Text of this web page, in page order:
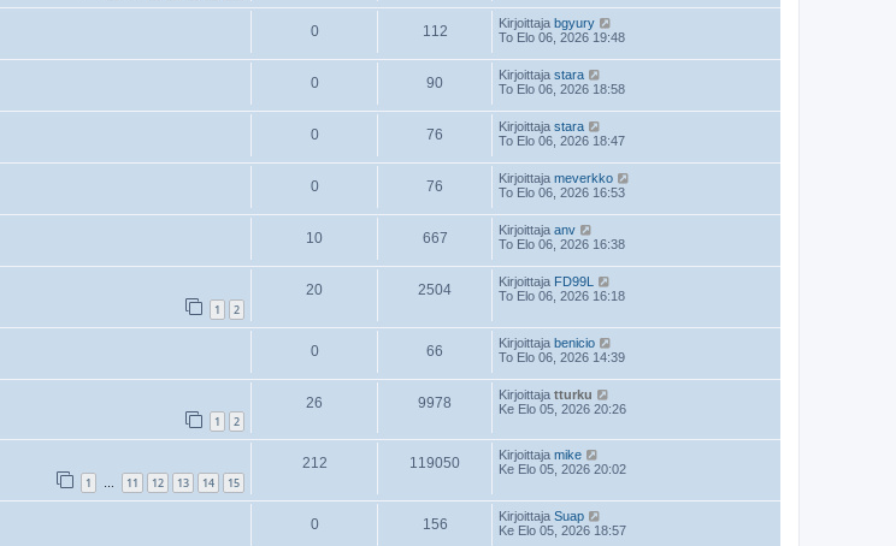
0 112 Kirjoittaja bgyury
To Elo 06, 2026 19:48
0 90 Kirjoittaja stara
To Elo 06, 2026 18:58
0 76 Kirjoittaja stara
To Elo 06, 2026 18:47
0 76 Kirjoittaja meverkko
To Elo 06, 2026 16:53
10 667 Kirjoittaja anv
To Elo 06, 2026 16:38
1 2
20 2504 Kirjoittaja FD99L
To Elo 06, 2026 16:18
0 66 Kirjoittaja benicio
To Elo 06, 2026 14:39
1 2
26 9978 Kirjoittaja tturku
Ke Elo 05, 2026 20:26
1 … 11 12 13 14 15
212 119050 Kirjoittaja mike
Ke Elo 05, 2026 20:02
0 156 Kirjoittaja Suap
Ke Elo 05, 2026 18:57